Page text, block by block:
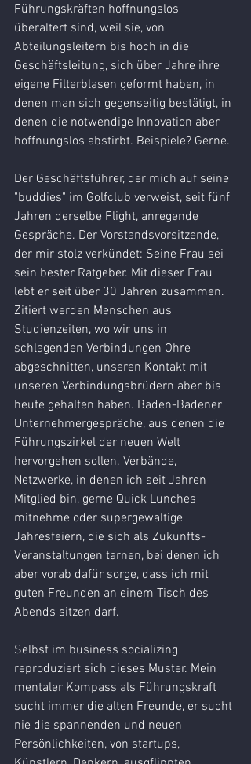
Führungskräften hoffnungslos
überaltert sind, weil sie, von
Abteilungsleitern bis hoch in die
Geschäftsleitung, sich über Jahre ihre
eigene Filterblasen geformt haben, in
denen man sich gegenseitig bestätigt, in
denen die notwendige Innovation aber
hoffnungslos abstirbt. Beispiele? Gerne.
Der Geschäftsführer, der mich auf seine
"buddies" im Golfclub verweist, seit fünf
Jahren derselbe Flight, anregende
Gespräche. Der Vorstandsvorsitzende,
der mir stolz verkündet: Seine Frau sei
sein bester Ratgeber. Mit dieser Frau
lebt er seit über 30 Jahren zusammen.
Zitiert werden Menschen aus
Studienzeiten, wo wir uns in
schlagenden Verbindungen Ohre
abgeschnitten, unseren Kontakt mit
unseren Verbindungsbrüdern aber bis
heute gehalten haben. Baden-Badener
Unternehmergespräche, aus denen die
Führungszirkel der neuen Welt
hervorgehen sollen. Verbände,
Netzwerke, in denen ich seit Jahren
Mitglied bin, gerne Quick Lunches
mitnehme oder supergewaltige
Jahresfeiern, die sich als Zukunfts-
Veranstaltungen tarnen, bei denen ich
aber vorab dafür sorge, dass ich mit
guten Freunden an einem Tisch des
Abends sitzen darf.
Selbst im business socializing
reproduziert sich dieses Muster. Mein
mentaler Kompass als Führungskraft
sucht immer die alten Freunde, er sucht
nie die spannenden und neuen
Persönlichkeiten, von startups,